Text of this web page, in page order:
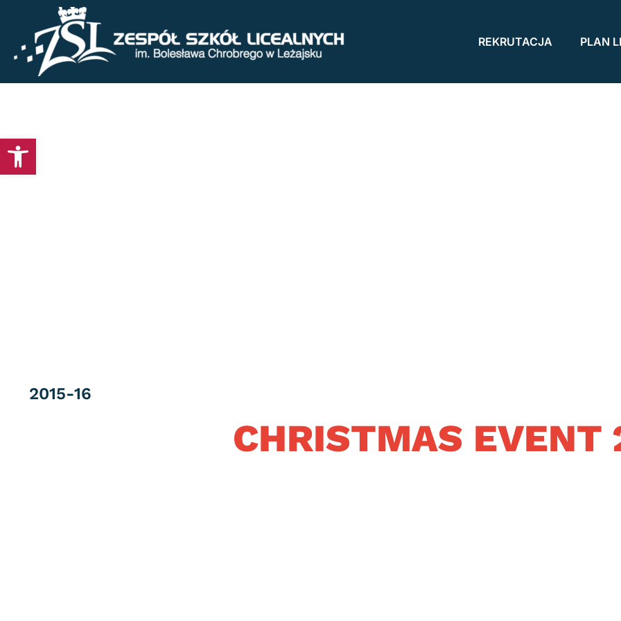
Otwórz pasek narzędzi
REKRUTACJA PLAN
CHRISTMAS EVENT
Category
2015-16